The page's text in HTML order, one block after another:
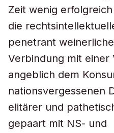
Zeit wenig
die
penetrant
Verbindung mit einer
angeblich dem
nationsvergessenen
elitärer und
gepaart mit NS- und